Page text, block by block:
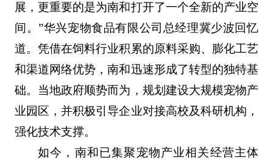
展，更重要的是为南和打开了一个全新的产业空
间。”华兴宠物食品有限公司总经理冀少波回忆
道。凭借在饲料行业积累的原料采购、膨化工艺
和渠道网络优势，南和迅速形成了转型的独特基
础。当地政府顺势而为，规划建设大规模宠物产
业园区，并积极引导企业对接高校及科研机构，
强化技术支撑。
如今，南和已集聚宠物产业相关经营主体